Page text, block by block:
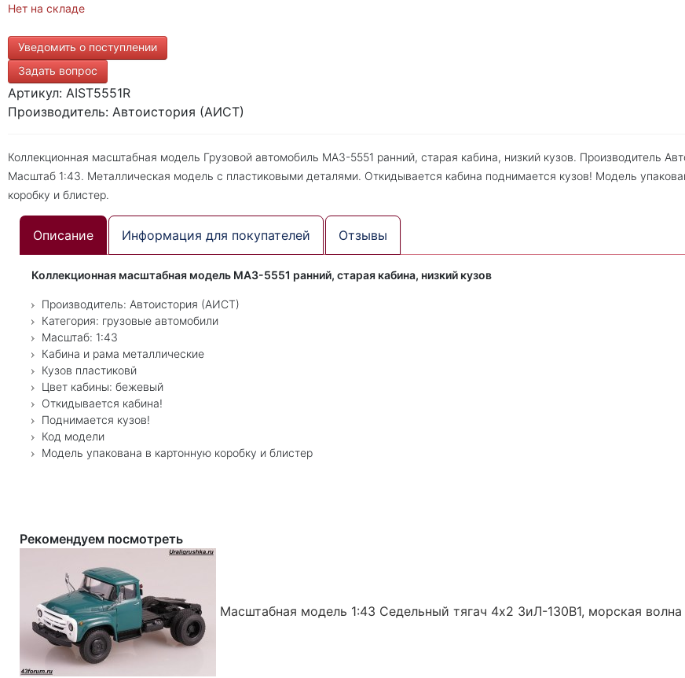
Нет на складе
Уведомить о поступлении
Задать вопрос
Артикул: AIST5551R
Производитель: Автоистория (АИСТ)
Коллекционная масштабная модель Грузовой автомобиль МАЗ-5551 ранний, старая кабина, низкий кузов. Производитель
Масштаб 1:43. Металлическая модель с пластиковыми деталями. Откидывается кабина поднимается кузов! Модель
коробку и блистер.
Описание Информация для покупателей Отзывы
Коллекционная масштабная модель МАЗ-5551 ранний, старая кабина, низкий кузов
Производитель: Автоистория (АИСТ)
Категория: грузовые автомобили
Масштаб: 1:43
Кабина и рама металлические
Кузов пластиковй
Цвет кабины: бежевый
Откидывается кабина!
Поднимается кузов!
Код модели
Модель упакована в картонную коробку и блистер
Рекомендуем посмотреть
Масштабная модель 1:43 Седельный тягач 4х2 ЗиЛ-130В1, морская